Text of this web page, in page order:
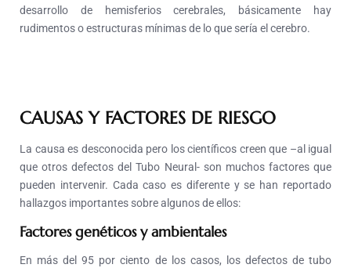
desarrollo de hemisferios cerebrales, básicamente hay
rudimentos o estructuras mínimas de lo que sería el cerebro.
CAUSAS Y FACTORES DE RIESGO
La causa es desconocida pero los científicos creen que –al igual
que otros defectos del Tubo Neural- son muchos factores que
pueden intervenir. Cada caso es diferente y se han reportado
hallazgos importantes sobre algunos de ellos:
Factores genéticos y ambientales
En más del 95 por ciento de los casos, los defectos de tubo